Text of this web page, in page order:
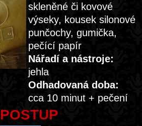
skleněné či kovové
výseky, kousek silonové
punčochy, gumička,
pečící papír
Nářadí a nástroje:
jehla
Odhadovaná doba:
cca 10 minut + pečení
POSTUP